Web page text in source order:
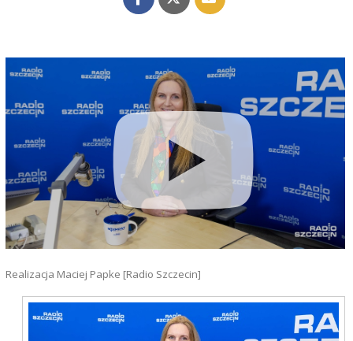
Realizacja Maciej Papke [Radio Szczecin]